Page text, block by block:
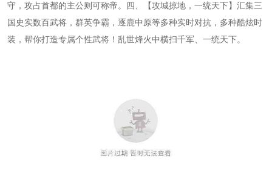
守，攻占首都的主公则可称帝。四、【攻城掠地，一统天下】汇集三
国史实数百武将，群英争霸，逐鹿中原等多种实时对抗，多种酷炫时
装，帮你打造专属个性武将！乱世烽火中横扫千军、一统天下。